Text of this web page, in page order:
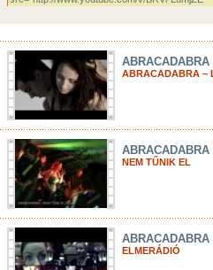
ABRACADABRA
ABRACADABRA –
ABRACADABRA
NEM TŰNIK EL
ABRACADABRA
ELMERÁDIÓ